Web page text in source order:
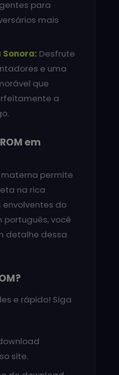
para
mais
Desfrute
e uma
que
a
em
permite
na rica
do
português, você
detalhe dessa
e rápido! Siga
site.